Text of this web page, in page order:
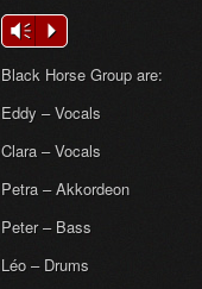
Vm P
Black Horse Group are:
Eddy – Vocals
Clara – Vocals
Petra – Akkordeon
Peter – Bass
Léo – Drums